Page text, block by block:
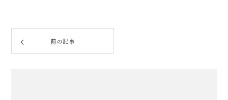
前の記事